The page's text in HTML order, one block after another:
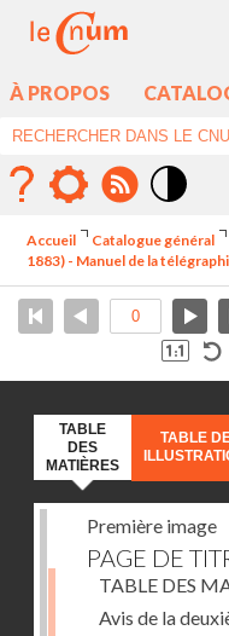
À PROPOS
élévé
Accueil Catalogue général
1883) - Manuel de la
TABLE
DES
MATIÈRES
TABLE
Première image
PAGE DE
TABLE DES
Avis de la